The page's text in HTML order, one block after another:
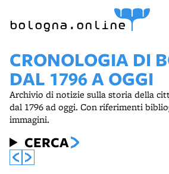
bologna.online
CRONOLOGIA DI
DAL 1796 A OGGI
Archivio di notizie sulla storia della
dal 1796 ad oggi. Con riferimenti
immagini.
CERCA